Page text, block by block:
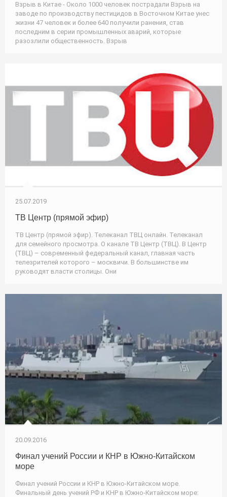
Взрыв в Китае - Около 1000 человек пострадали Взрыв на
заводе по производству пестицидов в Восточном Китае унес
жизни 47 человек и более 640 получили ранения, став
последним в серии промышленных аварий, которые
разозлили общественность. Взрыв
25.07.2019
ТВ Центр (прямой эфир)
ТВ Центр (прямой эфир). Телеканал ТВЦ онлайн. Телеканал
для семейного просмотра. О канале ТВ Центр (ТВЦ). В Центр
(ТВЦ) – современный федеральный канал, главная часть
телезрителей которого – москвичи. В большинстве им
руководят власти столицы. Они
20.09.2016
Финал учений России и КНР в Южно-Китайском
море
Финал учений России и КНР в Южно-Китайском море.
Финальный день учений РФ и КНР в Южно-Китайском море: